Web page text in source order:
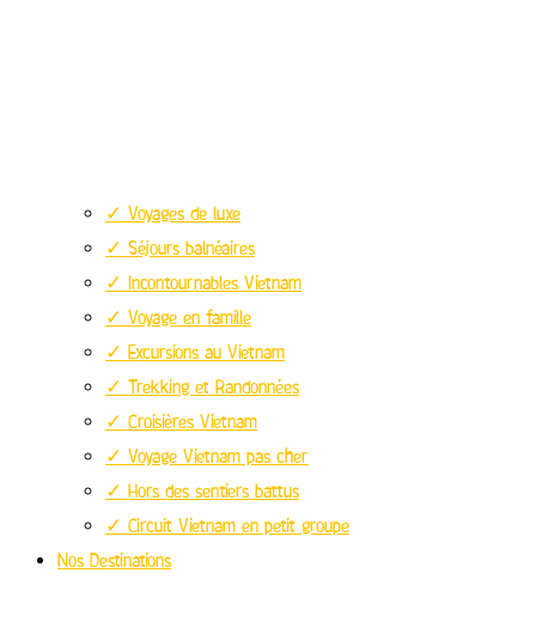
✓ Voyages de luxe
✓ Séjours balnéaires
✓ Incontournables Vietnam
✓ Voyage en famille
✓ Excursions au Vietnam
✓ Trekking et Randonnées
✓ Croisières Vietnam
✓ Voyage Vietnam pas cher
✓ Hors des sentiers battus
✓ Circuit Vietnam en petit groupe
Nos Destinations